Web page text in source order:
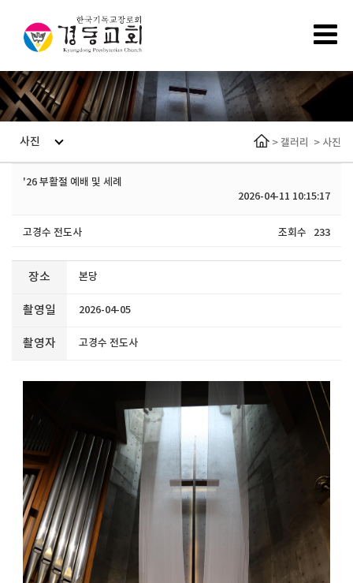
사진 > 갤러리 > 사진
'26 부활절 예배 및 세례
2026-04-11 10:15:17
고경수 전도사 조회수 233
장소 본당
촬영일 2026-04-05
촬영자 고경수 전도사